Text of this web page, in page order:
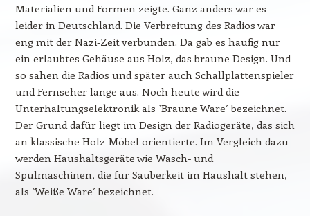
Materialien und Formen zeigte. Ganz anders war es
leider in Deutschland. Die Verbreitung des Radios war
eng mit der Nazi-Zeit verbunden. Da gab es häufig nur
ein erlaubtes Gehäuse aus Holz, das braune Design. Und
so sahen die Radios und später auch Schallplattenspieler
und Fernseher lange aus. Noch heute wird die
Unterhaltungselektronik als `Braune Ware´ bezeichnet.
Der Grund dafür liegt im Design der Radiogeräte, das sich
an klassische Holz-Möbel orientierte. Im Vergleich dazu
werden Haushaltsgeräte wie Wasch- und
Spülmaschinen, die für Sauberkeit im Haushalt stehen,
als `Weiße Ware´ bezeichnet.